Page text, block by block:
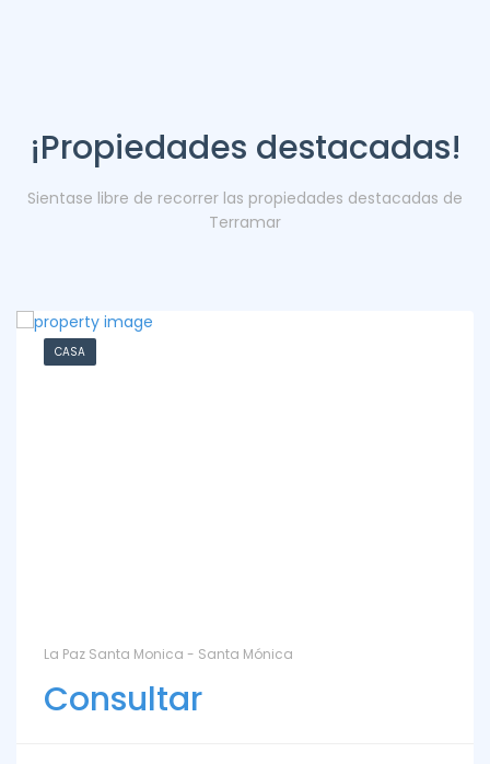
¡Propiedades destacadas!
Sientase libre de recorrer las propiedades destacadas de
Terramar
CASA
La Paz Santa Monica - Santa Mónica
Consultar